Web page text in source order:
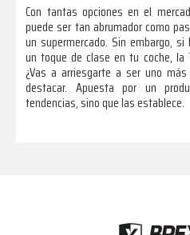
Con tantas opciones en el
puede ser tan abrumador como
un supermercado. Sin embargo,
un toque de clase en tu coche, la
¿Vas a arriesgarte a ser uno
destacar. Apuesta por un
tendencias, sino que las establece.